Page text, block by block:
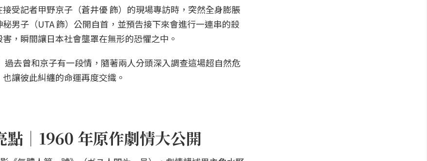
受記者甲野京子（蒼井優 飾）的現場專訪時，突然全身膨脹
男子（UTA 飾）公開自首，並預告接下來會進行一連串的殺
，瞬間讓日本社會壟罩在無形的恐懼之中。
去曾和京子有一段情，隨著兩人分頭深入調查這場超自然危
讓彼此糾纏的命運再度交織。
點｜1960 年原作劇情大公開